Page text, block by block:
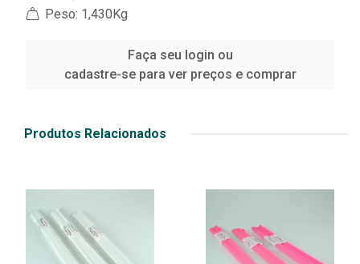
Peso: 1,430Kg
Faça seu login ou
cadastre-se para ver preços e comprar
Produtos Relacionados